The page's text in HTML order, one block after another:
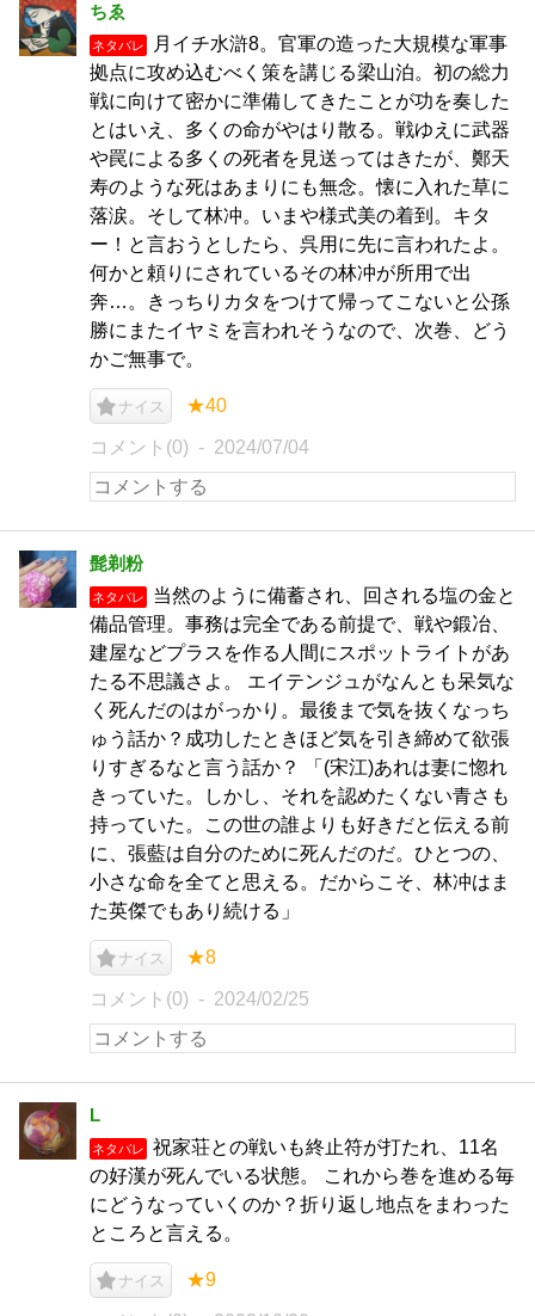
ちゑ
ネタバレ
月イチ水滸8。官軍の造った大規模な軍事
拠点に攻め込むべく策を講じる梁山泊。初の総力
戦に向けて密かに準備してきたことが功を奏した
とはいえ、多くの命がやはり散る。戦ゆえに武器
や罠による多くの死者を見送ってはきたが、鄭天
寿のような死はあまりにも無念。懐に入れた草に
落涙。そして林冲。いまや様式美の着到。キタ
ー！と言おうとしたら、呉用に先に言われたよ。
何かと頼りにされているその林冲が所用で出
奔…。きっちりカタをつけて帰ってこないと公孫
勝にまたイヤミを言われそうなので、次巻、どう
かご無事で。
ナイス ★40
コメント(0) 2024/07/04
髭剃粉
ネタバレ
当然のように備蓄され、回される塩の金と
備品管理。事務は完全である前提で、戦や鍛冶、
建屋などプラスを作る人間にスポットライトがあ
たる不思議さよ。 エイテンジュがなんとも呆気な
く死んだのはがっかり。最後まで気を抜くなっち
ゅう話か？成功したときほど気を引き締めて欲張
りすぎるなと言う話か？ 「(宋江)あれは妻に惚れ
きっていた。しかし、それを認めたくない青さも
持っていた。この世の誰よりも好きだと伝える前
に、張藍は自分のために死んだのだ。ひとつの、
小さな命を全てと思える。だからこそ、林冲はま
た英傑でもあり続ける」
ナイス ★8
コメント(0) 2024/02/25
L
ネタバレ
祝家荘との戦いも終止符が打たれ、11名
の好漢が死んでいる状態。 これから巻を進める毎
にどうなっていくのか？折り返し地点をまわった
ところと言える。
ナイス ★9